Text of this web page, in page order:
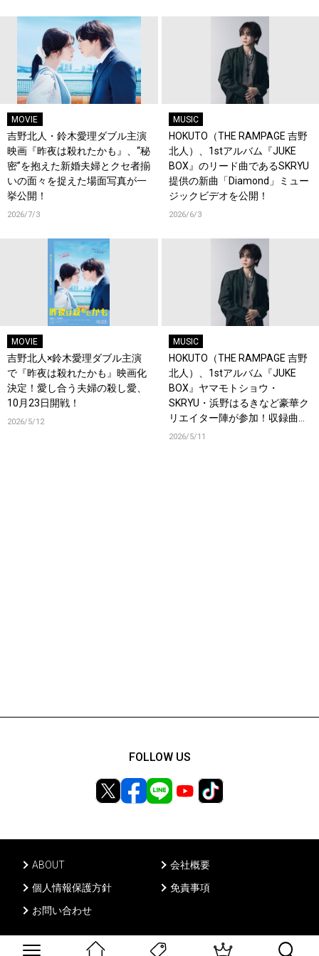
MOVIE
吉野北人・鈴木愛理ダブル主演
映画『昨夜は殺れたかも』、“秘
密”を抱えた新婚夫婦とクセ者揃
いの面々を捉えた場面写真が一
挙公開！
2026/7/3
MUSIC
HOKUTO（THE RAMPAGE 吉野
北人）、1stアルバム『JUKE
BOX』のリード曲であるSKRYU
提供の新曲「Diamond」ミュー
ジックビデオを公開！
2026/6/3
MOVIE
吉野北人×鈴木愛理ダブル主演
で『昨夜は殺れたかも』映画化
決定！愛し合う夫婦の殺し愛、
10月23日開戦！
2026/5/12
MUSIC
HOKUTO（THE RAMPAGE 吉野
北人）、1stアルバム『JUKE
BOX』ヤマモトショウ・
SKRYU・浜野はるきなど豪華ク
リエイター陣が参加！収録曲を
一挙公開＆新曲「軽率」配信！
2026/5/11
ABOUT
会社概要
個人情報保護方針
免責事項
お問い合わせ
FOLLOW US